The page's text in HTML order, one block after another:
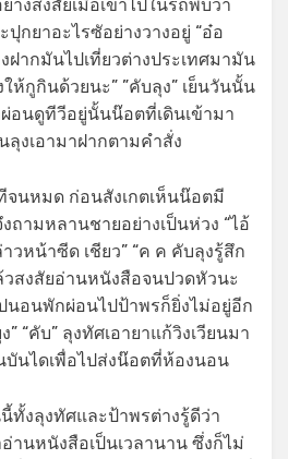
างสงสัยเมื่อเข้าไปในรถพบว่า
กยาอะไรซัอย่างวางอยู่ “อ๋อ
ฝากมันไปเที่ยวต่างประเทศมามัน
ห้กูกินด้วยนะ” ”คับลุง” เย็นวันนั้น
อนดูทีวีอยู่นั้นน๊อตที่เดินเข้ามา
งเอามาฝากตามคำสั่ง
นหมด ก่อนสังเกตเห็นน๊อตมี
ถามหลานชายอย่างเป็นห่วง “ไอ้
วหน้าซีด เชียว” “ค ค คับลุงรู้สึก
วสงสัยอ่านหนังสือจนปวดหัวนะ
นอนพักผ่อนไปป้าพรก็ยิ่งไม่อยู่อีก
“คับ” ลุงทัศเอายาแก้วิงเวียนมา
นไดเพื่อไปส่งน๊อตที่ห้องนอน
ทั้งลุงทัศและป้าพรต่างรู้ดีว่า
านหนังสือเป็นเวลานาน ซึ่งก็ไม่